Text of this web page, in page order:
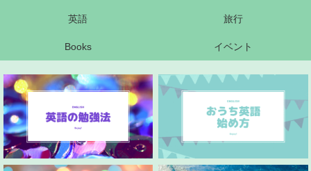
英語 旅行
Books イベント